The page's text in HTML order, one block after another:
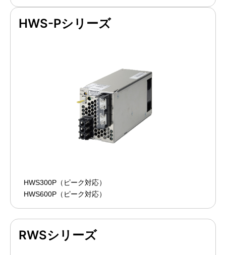
HWS-Pシリーズ
HWS300P（ピーク対応）
HWS600P（ピーク対応）
RWSシリーズ